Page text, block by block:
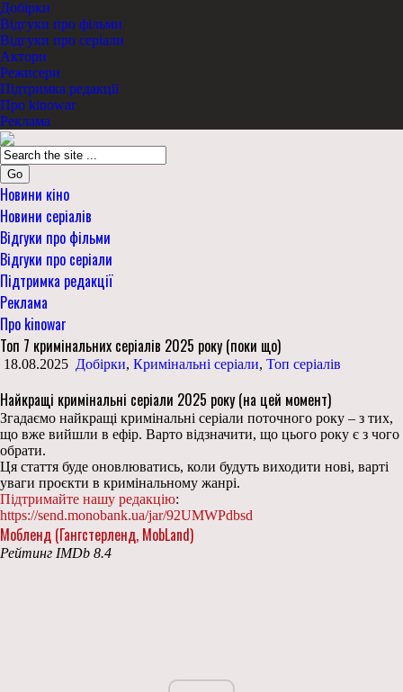
Добірки
Відгуки про фільми
Відгуки про серіали
Актори
Режисери
Підтримка редакції
Про kinowar
Реклама
Go
Новини кіно
Новини серіалів
Відгуки про фільми
Відгуки про серіали
Підтримка редакції
Реклама
Про kinowar
Топ 7 кримінальних серіалів 2025 року (поки що)
18.08.2025 Добірки, Кримінальні серіали, Топ серіалів
Найкращі кримінальні серіали 2025 року (на цей момент)
Згадаємо найкращі кримінальні серіали поточного року – з тих,
що вже вийшли в ефір. Варто відзначити, що цього року є з чого
обрати.
Ця стаття буде оновлюватись, коли будуть виходити нові, варті
уваги проєкти в кримінальному жанрі.
Підтримайте нашу редакцію:
https://send.monobank.ua/jar/92UMWPdbsd
Мобленд (Гангстерленд, MobLand)
Рейтинг IMDb 8.4